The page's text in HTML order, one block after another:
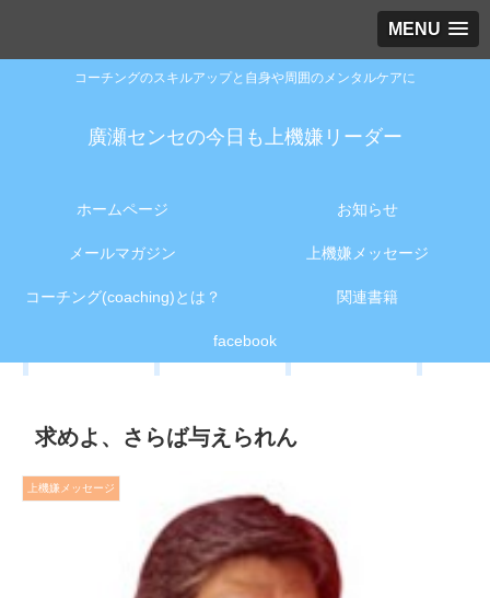
MENU
コーチングのスキルアップと自身や周囲のメンタルケアに
廣瀬センセの今日も上機嫌リーダー
ホームページ お知らせ
メールマガジン 上機嫌メッセージ
コーチング(coaching)とは？ 関連書籍
facebook
求めよ、さらば与えられん
上機嫌メッセージ